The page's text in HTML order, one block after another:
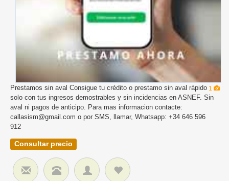
1
Prestamos sin aval Consigue tu crédito o prestamo sin aval rápido
solo con tus ingresos demostrables y sin incidencias en ASNEF. Sin
aval ni pagos de anticipo. Para mas informacion contacte:
callasism@gmail.com o por SMS, llamar, Whatsapp: +34 646 596
912
Consultar precio